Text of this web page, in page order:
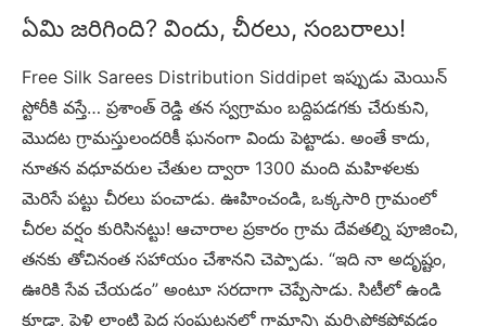
ఏమి జరిగింది? విందు, చీరలు, సంబరాలు!
Free Silk Sarees Distribution Siddipet ఇప్పుడు మెయిన్
స్టోరీకి వస్తే… ప్రశాంత్ రెడ్డి తన స్వగ్రామం బద్దిపడగకు చేరుకుని,
మొదట గ్రామస్తులందరికీ ఘనంగా విందు పెట్టాడు. అంతే కాదు,
నూతన వధూవరుల చేతుల ద్వారా 1300 మంది మహిళలకు
మెరిసే పట్టు చీరలు పంచాడు. ఊహించండి, ఒక్కసారి గ్రామంలో
చీరల వర్షం కురిసినట్టు! ఆచారాల ప్రకారం గ్రామ దేవతల్ని పూజించి,
తనకు తోచినంత సహాయం చేశానని చెప్పాడు. “ఇది నా అదృష్టం,
ఊరికి సేవ చేయడం” అంటూ సరదాగా చెప్పేసాడు. సిటీలో ఉండి
కూడా, పెళ్లి లాంటి పెద్ద సంఘటనలో గ్రామాన్ని మర్చిపోకపోవడం